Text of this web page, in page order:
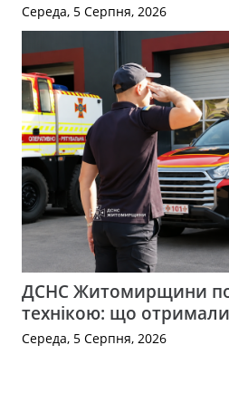
Середа, 5 Серпня, 2026
ДСНС Житомирщини
технікою: що отримали
Середа, 5 Серпня, 2026